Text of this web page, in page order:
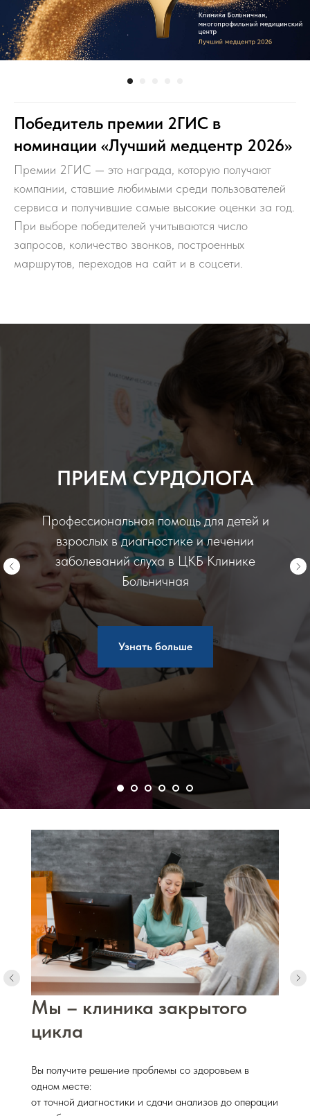
Победитель премии 2ГИС в
номинации «Лучший медцентр 2026»
Премии 2ГИС — это награда, которую получают
компании, ставшие любимыми среди пользователей
сервиса и получившие самые высокие оценки за год.
При выборе победителей учитываются число
запросов, количество звонков, построенных
маршрутов, переходов на сайт и в соцсети.
ПРИЕМ СУРДОЛОГА
Профессиональная помощь для детей и
взрослых в диагностике и лечении
заболеваний слуха в ЦКБ Клинике
Больничная
Узнать больше
Мы – клиника закрытого
цикла
Вы получите решение проблемы со здоровьем в
одном месте:
от точной диагностики и сдачи анализов до операции